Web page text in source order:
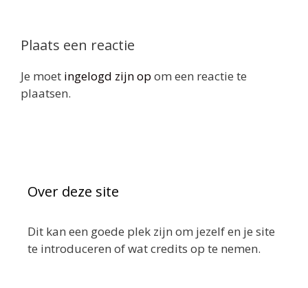
Plaats een reactie
Je moet ingelogd zijn op om een reactie te
plaatsen.
Over deze site
Dit kan een goede plek zijn om jezelf en je site
te introduceren of wat credits op te nemen.